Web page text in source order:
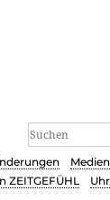
ZEITGEFÜHL